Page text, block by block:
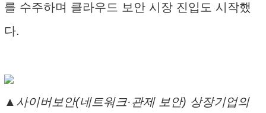
를 수주하며 클라우드 보안 시장 진입도 시작했
다.
▲사이버보안(네트워크·관제 보안) 상장기업의